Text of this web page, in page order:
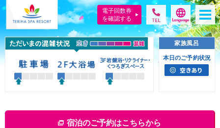
宿泊のご予約はこちらから
家族風呂
本日のご予約状況
電子回数券
を確認する